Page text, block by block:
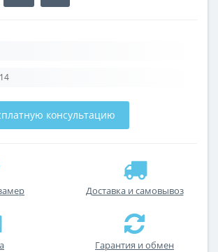
консультацию
Доставка и самовывоз
Гарантия и обмен